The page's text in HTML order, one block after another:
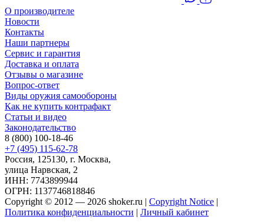
О производителе
Новости
Контакты
Наши партнеры
Сервис и гарантия
Доставка и оплата
Отзывы о магазине
Вопрос-ответ
Виды оружия самообороны
Как не купить контрафакт
Статьи и видео
Законодательство
8 (800) 100-18-46
+7 (495) 115-62-78
Россия, 125130, г. Москва,
улица Нарвская, 2
ИНН: 7743899944
ОГРН: 1137746818846
Copyright © 2012 — 2026 shoker.ru | Copyright Notice |
Политика конфиденциальности | Личный кабинет